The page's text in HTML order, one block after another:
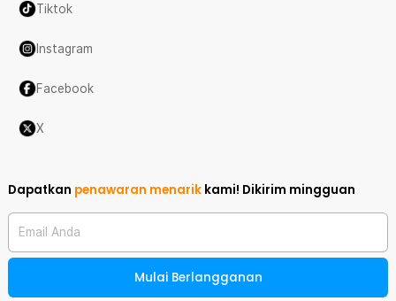
Tiktok
Instagram
Facebook
X
Dapatkan penawaran menarik kami! Dikirim mingguan
Email Anda
Mulai Berlangganan